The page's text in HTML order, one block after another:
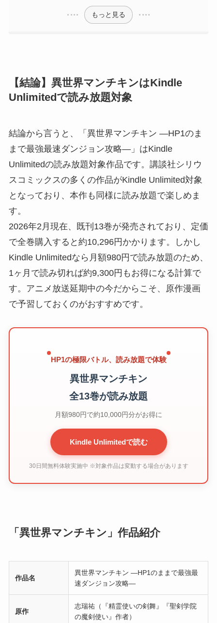
もっと見る
【結論】異世界マンチキンはKindle
Unlimitedで読み放題対象
結論から言うと、「異世界マンチキン ―HP1のま
まで最強最速ダンジョン攻略―」はKindle
Unlimitedの読み放題対象作品です。講談社シリウ
スコミックスの多くの作品がKindle Unlimited対象
となっており、本作も同様に読み放題で楽しめま
す。
2026年2月現在、既刊13巻が発売されており、定価
で全巻購入すると約10,296円かかります。しかし
Kindle Unlimitedなら月額980円で読み放題のため、
1ヶ月で読み切れば約9,300円もお得になる計算で
す。アニメ放送延期中の今だからこそ、原作漫画
で予習しておくのがおすすめです。
HP1の極限バトル、読み放題で体験
異世界マンチキン
全13巻が読み放題
月額980円で約10,000円分がお得に
Kindle Unlimitedで読む
30日間無料体験実施中 ※対象作品は変動する場合があります
「異世界マンチキン」作品紹介
作品名
異世界マンチキン ―HP1のままで最強最
速ダンジョン攻略―
原作
志瑞祐（『精霊使いの剣舞』『聖剣学院
の魔剣使い』作者）